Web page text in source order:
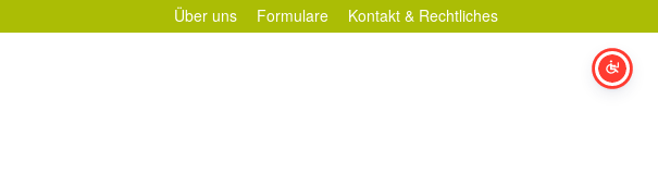
Über uns Formulare Kontakt & Rechtliches